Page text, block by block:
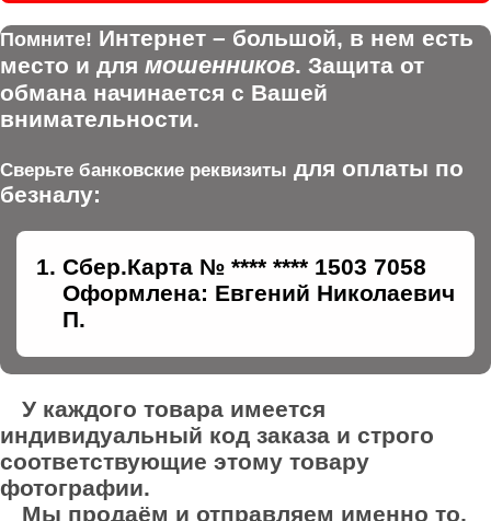
Помните! Интернет – большой, в нем есть
место и для мошенников. Защита от
обмана начинается с Вашей
внимательности.
Сверьте банковские реквизиты для оплаты по
безналу:
Сбер.Карта № **** **** 1503 7058
Оформлена: Евгений Николаевич
П.
У каждого товара имеется
индивидуальный код заказа и строго
соответствующие этому товару
фотографии.
Мы продаём и отправляем именно то,